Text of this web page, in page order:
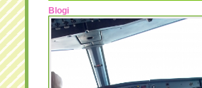
Blogi